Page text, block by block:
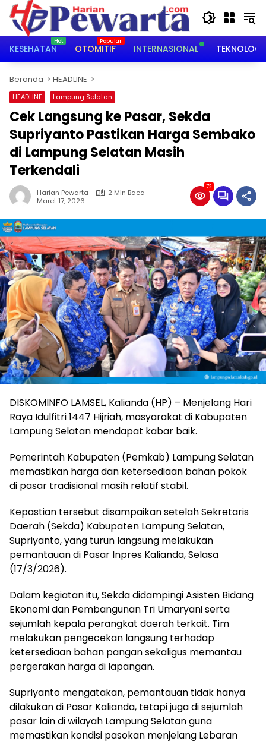
Langsung
konten
KESEHATAN
OTOMITIF INTERNASIONAL TEKNOLOGI
Beranda HEADLINE
HEADLINE Lampung Selatan
Cek Langsung ke Pasar, Sekda
Supriyanto Pastikan Harga Sembako
di Lampung Selatan Masih
Terkendali
Harian Pewarta
2 Min Baca
Maret 17, 2026
72
DISKOMINFO LAMSEL, Kalianda (HP) – Menjelang Hari
Raya Idulfitri 1447 Hijriah, masyarakat di Kabupaten
Lampung Selatan mendapat kabar baik.
Pemerintah Kabupaten (Pemkab) Lampung Selatan
memastikan harga dan ketersediaan bahan pokok
di pasar tradisional masih relatif stabil.
Kepastian tersebut disampaikan setelah Sekretaris
Daerah (Sekda) Kabupaten Lampung Selatan,
Supriyanto, yang turun langsung melakukan
pemantauan di Pasar Inpres Kalianda, Selasa
(17/3/2026).
Dalam kegiatan itu, Sekda didampingi Asisten Bidang
Ekonomi dan Pembangunan Tri Umaryani serta
sejumlah kepala perangkat daerah terkait. Tim
melakukan pengecekan langsung terhadap
ketersediaan bahan pangan sekaligus memantau
pergerakan harga di lapangan.
Supriyanto mengatakan, pemantauan tidak hanya
dilakukan di Pasar Kalianda, tetapi juga di sejumlah
pasar lain di wilayah Lampung Selatan guna
memastikan kondisi pasokan menjelang Lebaran